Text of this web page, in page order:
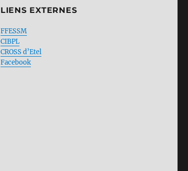
LIENS EXTERNES
FFESSM
CIBPL
CROSS d’Etel
Facebook